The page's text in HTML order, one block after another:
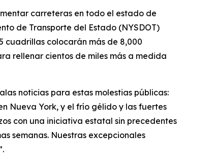
carreteras en todo el estado de
de Transporte del Estado (NYSDOT)
cuadrillas colocarán más de 8,000
rellenar cientos de miles más a medida
noticias para estas molestias públicas:
Nueva York, y el frío gélido y las fuertes
con una iniciativa estatal sin precedentes
semanas. Nuestras excepcionales